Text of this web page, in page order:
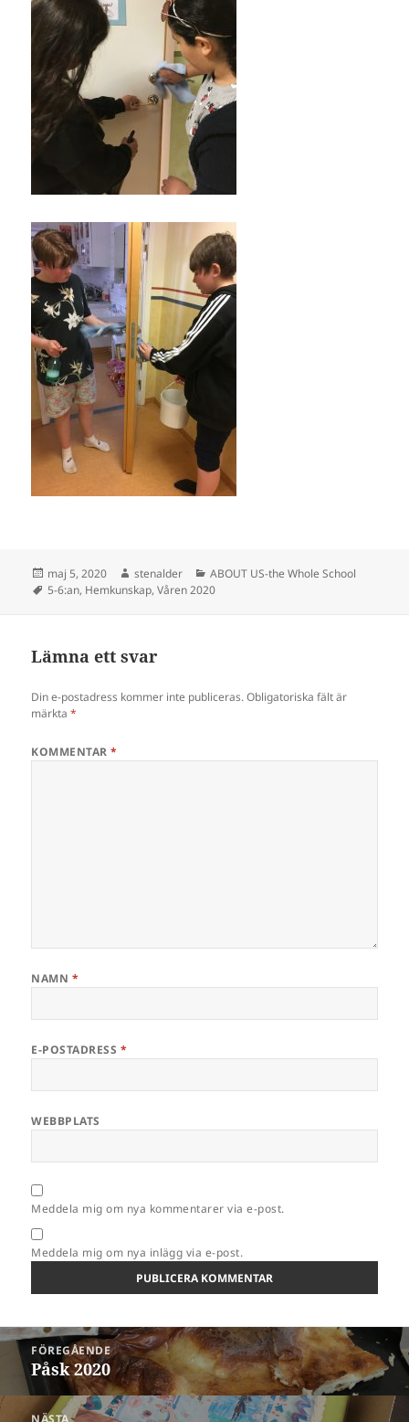
Postat
maj 5, 2020 Författare
stenalder Kategorier
ABOUT US-the Whole School
Taggar
5-6:an, Hemkunskap,Våren 2020
Lämna ett svar
Din e-postadress kommer inte publiceras. Obligatoriska fält är
märkta*
KOMMENTAR*
NAMN *
E-POSTADRESS *
WEBBPLATS
Meddela mig om nya kommentarer via e-post.
Meddela mig om nya inlägg via e-post.
Inläggsnavigering
FÖREGÅENDE
Föregående
inlägg:
Påsk 2020